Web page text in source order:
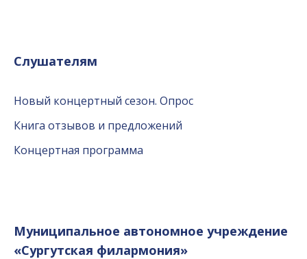
Слушателям
Новый концертный сезон. Опрос
Книга отзывов и предложений
Концертная программа
Муниципальное автономное учреждение
«Сургутская филармония»